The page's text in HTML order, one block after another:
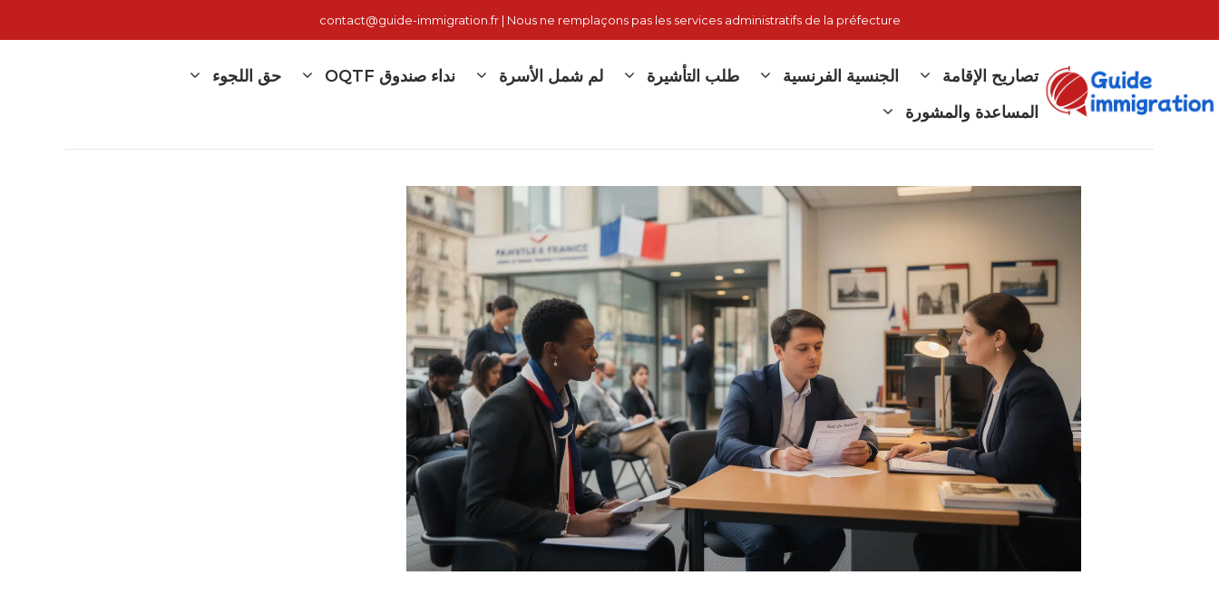
contact@guide-immigration.fr | Nous ne remplaçons pas les services administratifs de la préfecture
تصاريح الإقامة الجنسية الفرنسية طلب التأشيرة لم شمل الأسرة نداء صندوق OQTF
حق اللجوء
المساعدة والمشورة